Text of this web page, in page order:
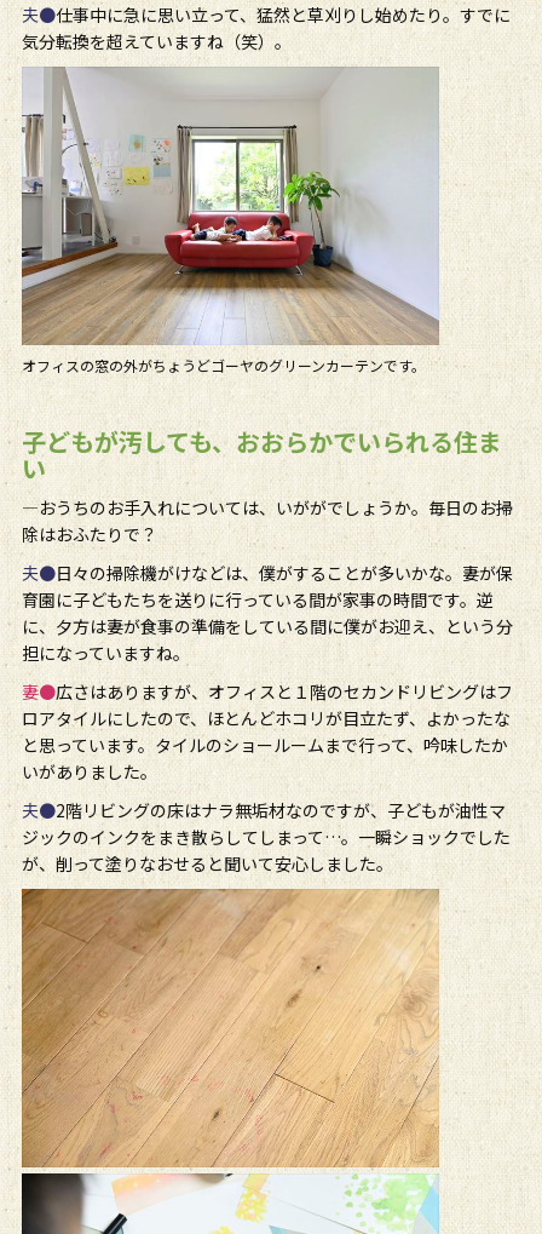
夫●仕事中に急に思い立って、猛然と草刈りし始めたり。すでに
気分転換を超えていますね（笑）。
オフィスの窓の外がちょうどゴーヤのグリーンカーテンです。
子どもが汚しても、おおらかでいられる住ま
い
―おうちのお手入れについては、いががでしょうか。毎日のお掃
除はおふたりで？
夫●日々の掃除機がけなどは、僕がすることが多いかな。妻が保
育園に子どもたちを送りに行っている間が家事の時間です。逆
に、夕方は妻が食事の準備をしている間に僕がお迎え、という分
担になっていますね。
妻●広さはありますが、オフィスと１階のセカンドリビングはフ
ロアタイルにしたので、ほとんどホコリが目立たず、よかったな
と思っています。タイルのショールームまで行って、吟味したか
いがありました。
夫●2階リビングの床はナラ無垢材なのですが、子どもが油性マ
ジックのインクをまき散らしてしまって…。一瞬ショックでした
が、削って塗りなおせると聞いて安心しました。